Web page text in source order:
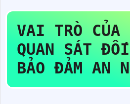
VAI TRÒ CỦA
QUAN SÁT
BẢO ĐẢM AN